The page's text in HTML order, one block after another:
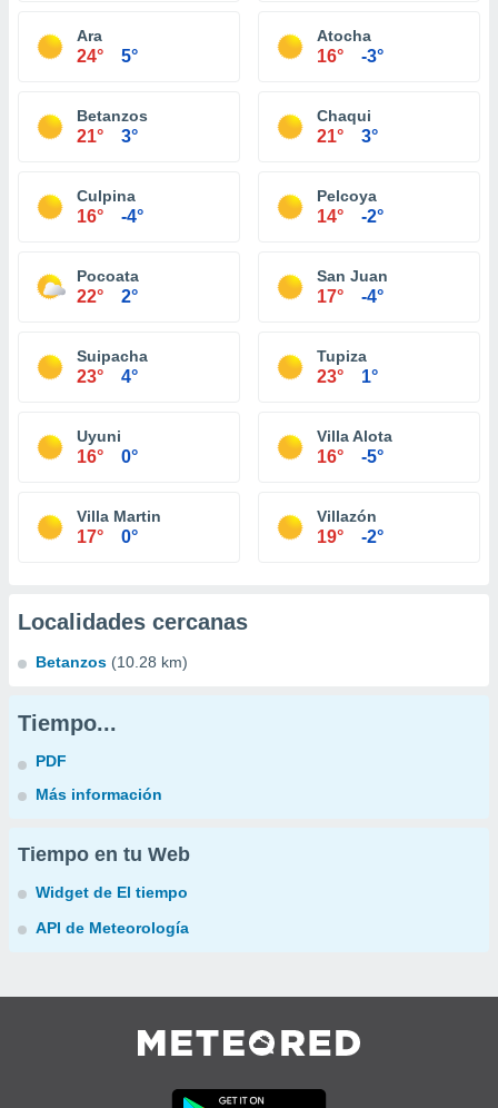
Ara
24° 5°
Atocha
16° -3°
Betanzos
21° 3°
Chaqui
21° 3°
Culpina
16° -4°
Pelcoya
14° -2°
Pocoata
22° 2°
San Juan
17° -4°
Suipacha
23° 4°
Tupiza
23° 1°
Uyuni
16° 0°
Villa Alota
16° -5°
Villa Martin
17° 0°
Villazón
19° -2°
Localidades cercanas
Betanzos (10.28 km)
Tiempo...
PDF
Más información
Tiempo en tu Web
Widget de El tiempo
API de Meteorología